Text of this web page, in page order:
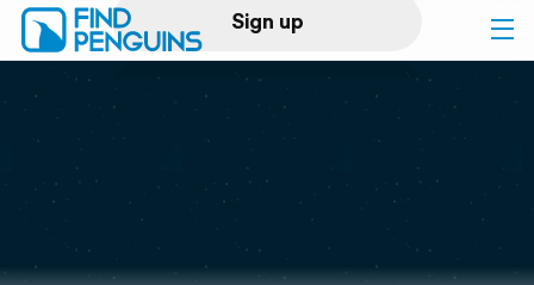
Sign up
Log in
Print a book